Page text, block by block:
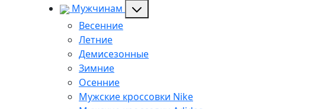
Мужчинам
Весенние
Летние
Демисезонные
Зимние
Осенние
Мужские кроссовки Nike